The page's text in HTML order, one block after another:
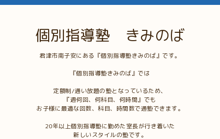
個別指導塾 きみのば
君津市南子安にある『個別指導塾きみのば』です。
『個別指導塾きみのば』では
定額制/通い放題の塾となっているため、
『週何回、何科目、何時間』でも
お子様に最適な回数、科目、時間数で通塾できます。
20年以上個別指導塾に勤めた室長が行き着いた
新しいスタイルの塾です。